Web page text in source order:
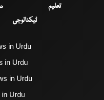
تعلیم
ٹیکنالوجی
in Urdu
in Urdu
in Urdu
in Urdu